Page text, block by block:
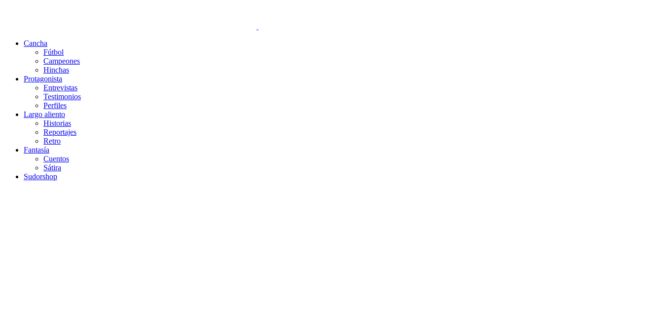
Cancha
Fútbol
Campeones
Hinchas
Protagonista
Entrevistas
Testimonios
Perfiles
Largo aliento
Historias
Reportajes
Retro
Fantasía
Cuentos
Sátira
Sudorshop